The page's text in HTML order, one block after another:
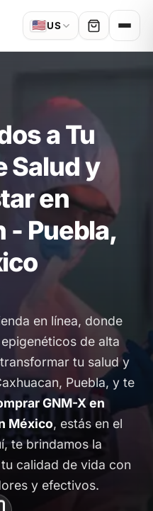
🇺🇸US
a Tu
Salud y
en
- Puebla,
en línea, donde
de alta
tu salud y
Puebla, y te
GNM-X en
México, estás en el
te brindamos la
calidad de vida con
y efectivos.